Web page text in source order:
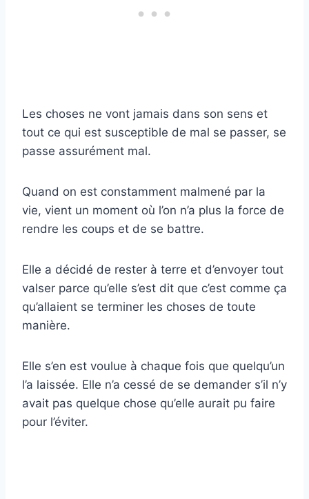
Les choses ne vont jamais dans son sens et
tout ce qui est susceptible de mal se passer, se
passe assurément mal.
Quand on est constamment malmené par la
vie, vient un moment où l’on n’a plus la force de
rendre les coups et de se battre.
Elle a décidé de rester à terre et d’envoyer tout
valser parce qu’elle s’est dit que c’est comme ça
qu’allaient se terminer les choses de toute
manière.
Elle s’en est voulue à chaque fois que quelqu’un
l’a laissée. Elle n’a cessé de se demander s’il n’y
avait pas quelque chose qu’elle aurait pu faire
pour l’éviter.